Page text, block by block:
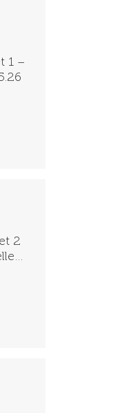
1 –
2